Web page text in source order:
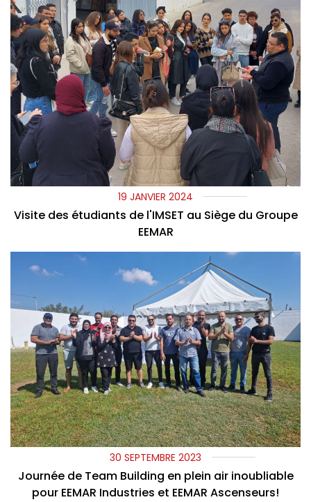
19 JANVIER 2024
Visite des étudiants de l'IMSET au Siège du Groupe
EEMAR
30 SEPTEMBRE 2023
Journée de Team Building en plein air inoubliable
pour EEMAR Industries et EEMAR Ascenseurs!